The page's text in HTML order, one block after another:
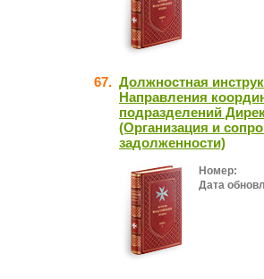
67. Должностная
Направления
подразделений
(Организация и
задолженности)
Номер:
Дата